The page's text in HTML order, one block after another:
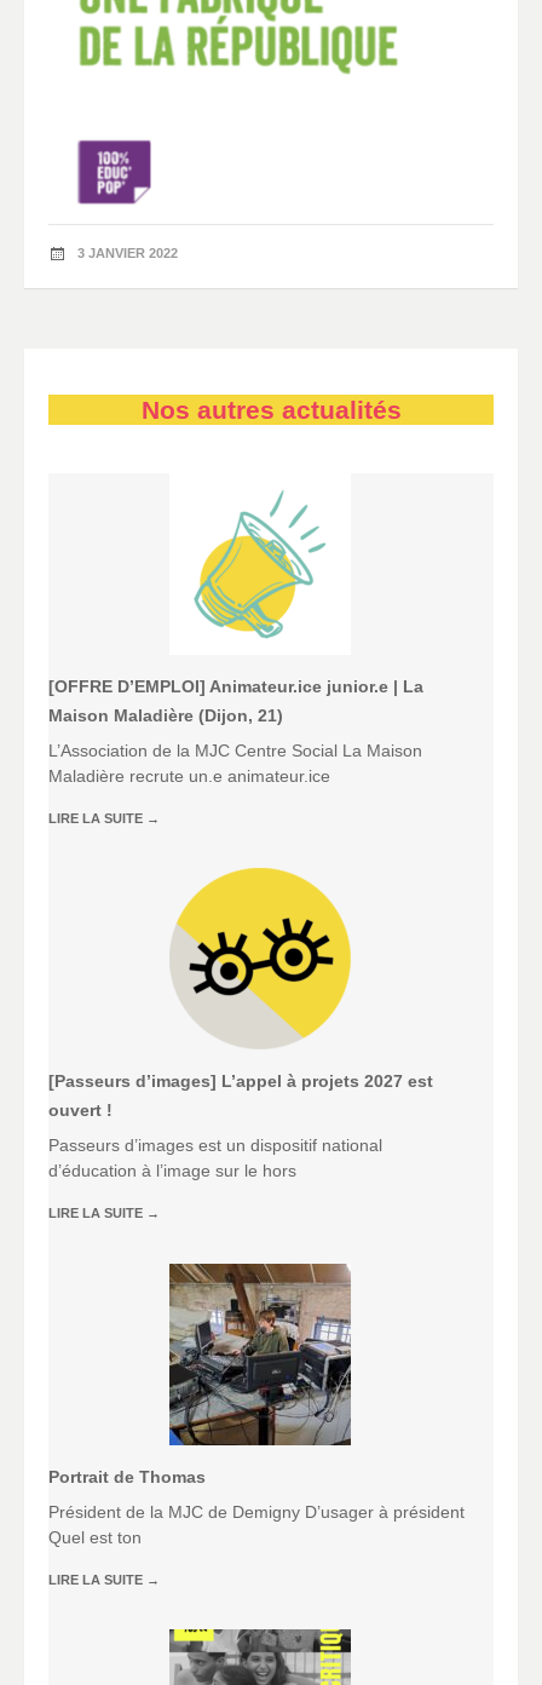
3 JANVIER 2022
Nos autres actualités
[OFFRE D’EMPLOI] Animateur.ice junior.e | La
Maison Maladière (Dijon, 21)
L’Association de la MJC Centre Social La Maison
Maladière recrute un.e animateur.ice
LIRE LA SUITE →
[Passeurs d’images] L’appel à projets 2027 est
ouvert !
Passeurs d’images est un dispositif national
d’éducation à l’image sur le hors
LIRE LA SUITE →
Portrait de Thomas
Président de la MJC de Demigny D’usager à président
Quel est ton
LIRE LA SUITE →